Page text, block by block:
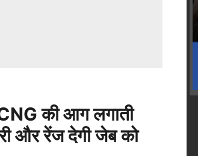
की आग लगाती
और रेंज देगी जेब को